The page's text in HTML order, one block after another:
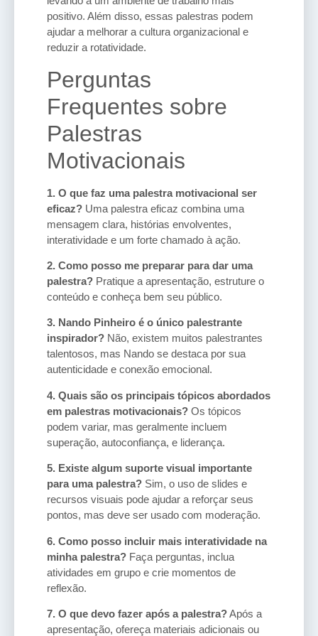
positivo. Além disso, essas palestras podem
ajudar a melhorar a cultura organizacional e
reduzir a rotatividade.
Perguntas
Frequentes sobre
Palestras
Motivacionais
1. O que faz uma palestra motivacional ser
eficaz? Uma palestra eficaz combina uma
mensagem clara, histórias envolventes,
interatividade e um forte chamado à ação.
2. Como posso me preparar para dar uma
palestra? Pratique a apresentação, estruture o
conteúdo e conheça bem seu público.
3. Nando Pinheiro é o único palestrante
inspirador? Não, existem muitos palestrantes
talentosos, mas Nando se destaca por sua
autenticidade e conexão emocional.
4. Quais são os principais tópicos abordados
em palestras motivacionais? Os tópicos
podem variar, mas geralmente incluem
superação, autoconfiança, e liderança.
5. Existe algum suporte visual importante
para uma palestra? Sim, o uso de slides e
recursos visuais pode ajudar a reforçar seus
pontos, mas deve ser usado com moderação.
6. Como posso incluir mais interatividade na
minha palestra? Faça perguntas, inclua
atividades em grupo e crie momentos de
reflexão.
7. O que devo fazer após a palestra?Após a
apresentação, ofereça materiais adicionais ou